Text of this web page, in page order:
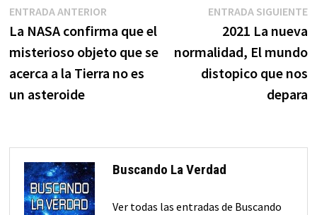
Navegación
de
entradas
ENTRADA ANTERIOREntrada
anterior:
La NASA confirma que el
misterioso objeto que se
acerca a la Tierra no es
un asteroide
ENTRADA SIGUIENTE
2021 La nueva
normalidad, El mundo
distopico que nos
depara
Buscando La Verdad
Ver todas las entradas de Buscando